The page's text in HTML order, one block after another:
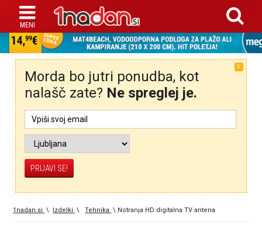
X
Morda bo jutri ponudba, kot
nalašč zate? Ne spreglej je.
1nadan.si \ Izdelki \ Tehnika \ Notranja HD digitalna TV antena